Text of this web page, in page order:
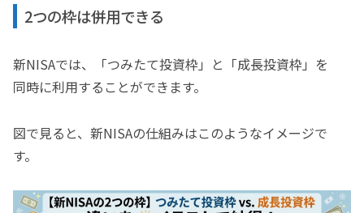
2つの枠は併用できる
新NISAでは、「つみたて投資枠」と「成長投資枠」を
同時に利用することができます。
図で見ると、新NISAの仕組みはこのようなイメージで
す。